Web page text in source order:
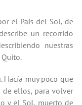
el Pais del Sol, de
un recorrido
nuestras
Hacía muy poco que
ellos, para volver
y el Sol, muerto de